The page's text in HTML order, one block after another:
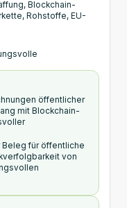
Blockchain-
Rohstoffe, EU-
öffentlicher
mit Blockchain-
für öffentliche
von